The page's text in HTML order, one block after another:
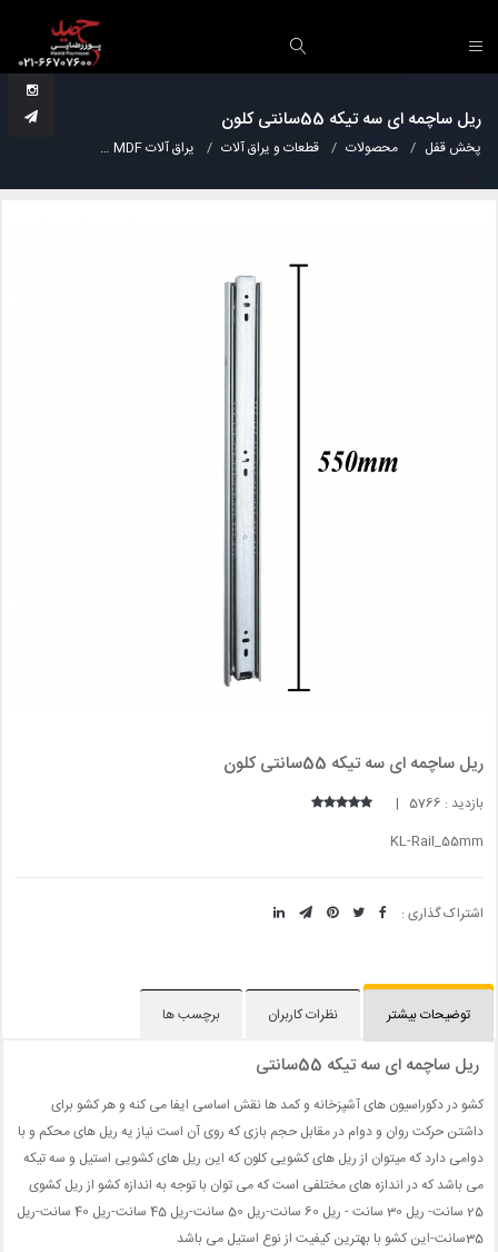
ریل ساچمه ای سه تیکه 55سانتی کلون
پخش قفل محصولات قطعات و یراق آلات یراق آلات MDF
ریل ساچمه ای سه تیکه 55سانتی کلون
بازدید : 5766 |
KL-Rail_55mm
اشتراک گذاری :
توضیحات بیشتر نظرات کاربران برچسب ها
ریل ساچمه ای سه تیکه 55سانتی
کشو در دکوراسیون های آشپزخانه و کمد ها نقش اساسی ایفا می کنه و هر کشو برای
داشتن حرکت روان و دوام در مقابل حجم بازی که روی آن است نیاز یه ریل های محکم و با
دوامی دارد که میتوان از ریل های کشویی کلون که این ریل های کشویی استیل و سه تیکه
می باشد که در اندازه های مختلفی است که می توان با توجه به اندازه کشو از ریل کشوی
25 سانت- ریل 30 سانت - ریل 60 سانت-ریل 50 سانت-ریل 45 سانت-ریل 40 سانت-ریل
35سانت-این کشو با بهترین کیفیت از نوع استیل می باشد